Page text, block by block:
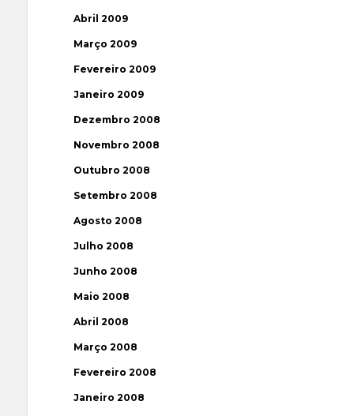
Abril 2009
Março 2009
Fevereiro 2009
Janeiro 2009
Dezembro 2008
Novembro 2008
Outubro 2008
Setembro 2008
Agosto 2008
Julho 2008
Junho 2008
Maio 2008
Abril 2008
Março 2008
Fevereiro 2008
Janeiro 2008